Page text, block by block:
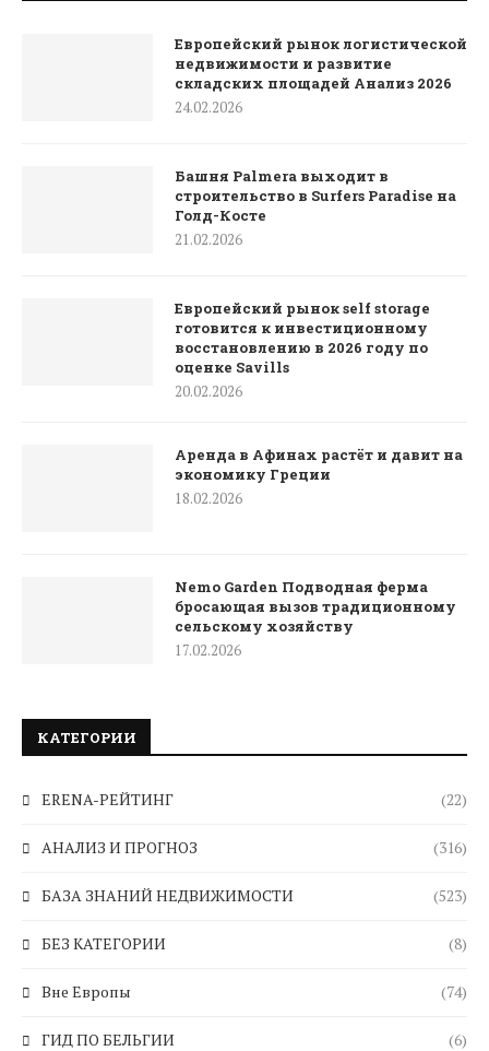
Европейский рынок логистической
недвижимости и развитие
складских площадей Анализ 2026
24.02.2026
Башня Palmera выходит в
строительство в Surfers Paradise на
Голд-Косте
21.02.2026
Европейский рынок self storage
готовится к инвестиционному
восстановлению в 2026 году по
оценке Savills
20.02.2026
Аренда в Афинах растёт и давит на
экономику Греции
18.02.2026
Nemo Garden Подводная ферма
бросающая вызов традиционному
сельскому хозяйству
17.02.2026
КАТЕГОРИИ
ERENA-РЕЙТИНГ (22)
АНАЛИЗ И ПРОГНОЗ (316)
БАЗА ЗНАНИЙ НЕДВИЖИМОСТИ (523)
БЕЗ КАТЕГОРИИ (8)
Вне Европы (74)
ГИД ПО БЕЛЬГИИ (6)